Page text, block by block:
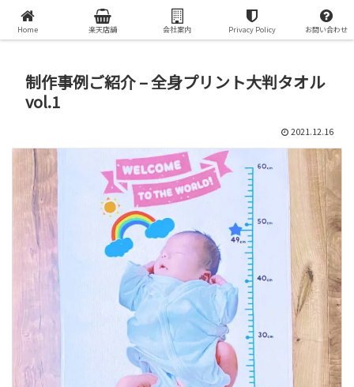
オリジナルプリントグッズで世界で一つの贈り物を
制作事例ご紹介 – 全身プリント大判タオル
vol.1
2021.12.16
Home 楽天店舗 会社案内 Privacy Policy お問い合わせ